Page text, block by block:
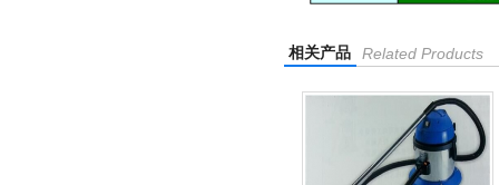
相关产品 Related Products